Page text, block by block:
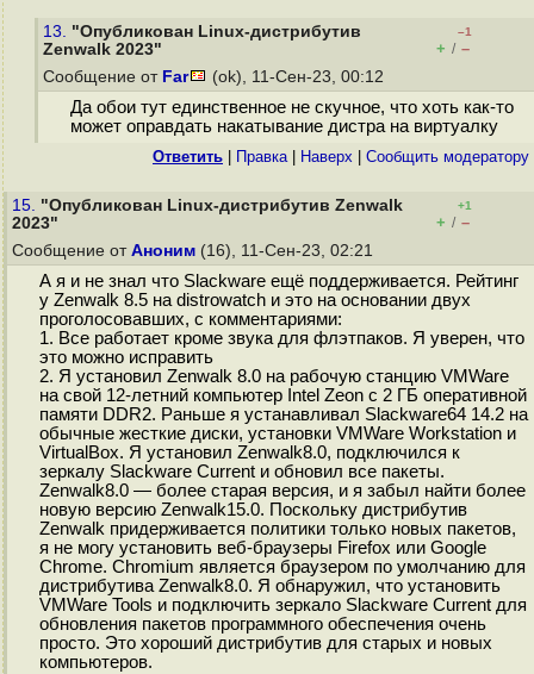
13. "Опубликован Linux-дистрибутив
Zenwalk 2023"
–1
+ / –
Сообщение от Far (ok), 11-Сен-23, 00:12
Да обои тут единственное не скучное, что хоть как-то
может оправдать накатывание дистра на виртуалку
Ответить Правка| Наверх Cообщить модератору
15. "Опубликован Linux-дистрибутив Zenwalk
2023"
+1
+ / –
Сообщение от Аноним (16), 11-Сен-23, 02:21
А я и не знал что Slackware ещё поддерживается. Рейтинг
у Zenwalk 8.5 на distrowatch и это на основании двух
проголосовавших, с комментариями:
1. Все работает кроме звука для флэтпаков. Я уверен, что
это можно исправить
2. Я установил Zenwalk 8.0 на рабочую станцию VMWare
на свой 12-летний компьютер Intel Zeon с 2 ГБ оперативной
памяти DDR2. Раньше я устанавливал Slackware64 14.2 на
обычные жесткие диски, установки VMWare Workstation и
VirtualBox. Я установил Zenwalk8.0, подключился к
зеркалу Slackware Current и обновил все пакеты.
Zenwalk8.0 — более старая версия, и я забыл найти более
новую версию Zenwalk15.0. Поскольку дистрибутив
Zenwalk придерживается политики только новых пакетов,
я не могу установить веб-браузеры Firefox или Google
Chrome. Chromium является браузером по умолчанию для
дистрибутива Zenwalk8.0. Я обнаружил, что установить
VMWare Tools и подключить зеркало Slackware Current для
обновления пакетов программного обеспечения очень
просто. Это хороший дистрибутив для старых и новых
компьютеров.